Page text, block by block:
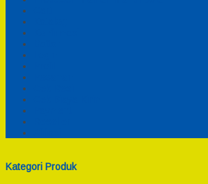
Kategori Produk